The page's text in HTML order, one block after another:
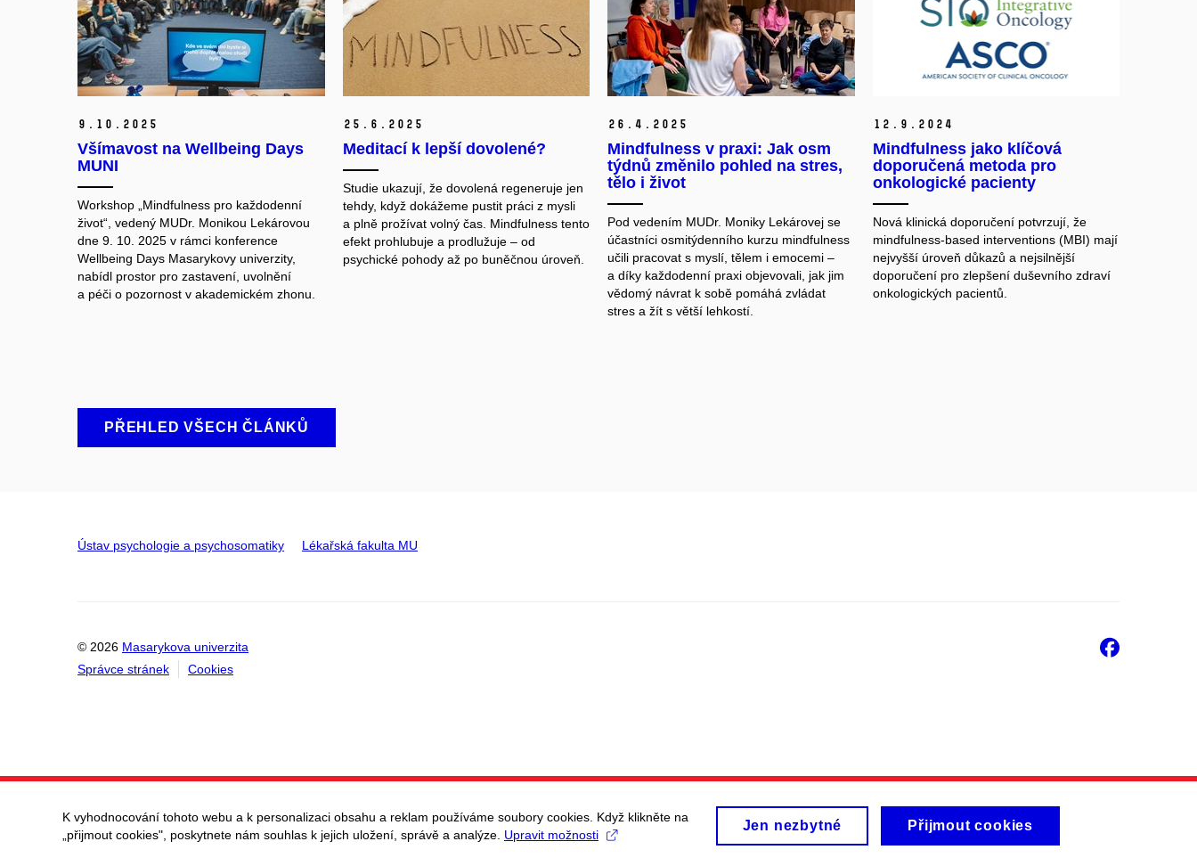
9. 10. 2025
Všímavost na Wellbeing Days
MUNI
Workshop „Mindfulness pro každodenní
život“, vedený MUDr. Monikou Lekárovou
dne 9. 10. 2025 v rámci konference
Wellbeing Days Masarykovy univerzity,
nabídl prostor pro zastavení, uvolnění
a péči o pozornost v akademickém zhonu.
25. 6. 2025
Meditací k lepší dovolené?
Studie ukazují, že dovolená regeneruje jen
tehdy, když dokážeme pustit práci z mysli
a plně prožívat volný čas. Mindfulness tento
efekt prohlubuje a prodlužuje – od
psychické pohody až po buněčnou úroveň.
26. 4. 2025
Mindfulness v praxi: Jak osm
týdnů změnilo pohled na stres,
tělo i život
Pod vedením MUDr. Moniky Lekárovej se
účastníci osmitýdenního kurzu mindfulness
učili pracovat s myslí, tělem i emocemi –
a díky každodenní praxi objevovali, jak jim
vědomý návrat k sobě pomáhá zvládat
stres a žít s větší lehkostí.
12. 9. 2024
Mindfulness jako klíčová
doporučená metoda pro
onkologické pacienty
Nová klinická doporučení potvrzují, že
mindfulness-based interventions (MBI) mají
nejvyšší úroveň důkazů a nejsilnější
doporučení pro zlepšení duševního zdraví
onkologických pacientů.
PŘEHLED VŠECH ČLÁNKŮ
Ústav psychologie a psychosomatiky Lékařská fakulta MU
© 2026 Masarykova univerzita
Správce stránek
Cookies
K vyhodnocování tohoto webu a k personalizaci obsahu a reklam používáme soubory cookies. Když klikněte na
„přijmout cookies", poskytnete nám souhlas k jejich uložení, správě a analýze. Upravit možnosti
Jen nezbytné Přijmout cookies